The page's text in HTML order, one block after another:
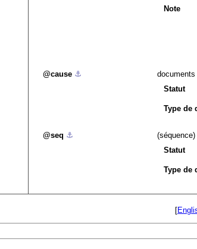
Note
cause ⚓︎
documents
Statut
Type de
seq ⚓︎
Statut
Type de
[